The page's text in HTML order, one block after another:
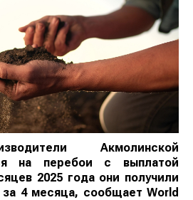
Акмолинской
на перебои с выплатой
2025 года они получили
4 месяца, сообщает World